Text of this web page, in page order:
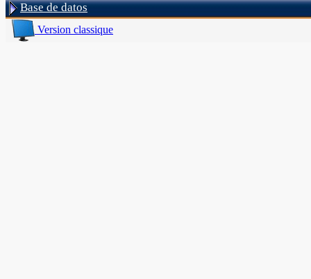
Base de datos
Version classique